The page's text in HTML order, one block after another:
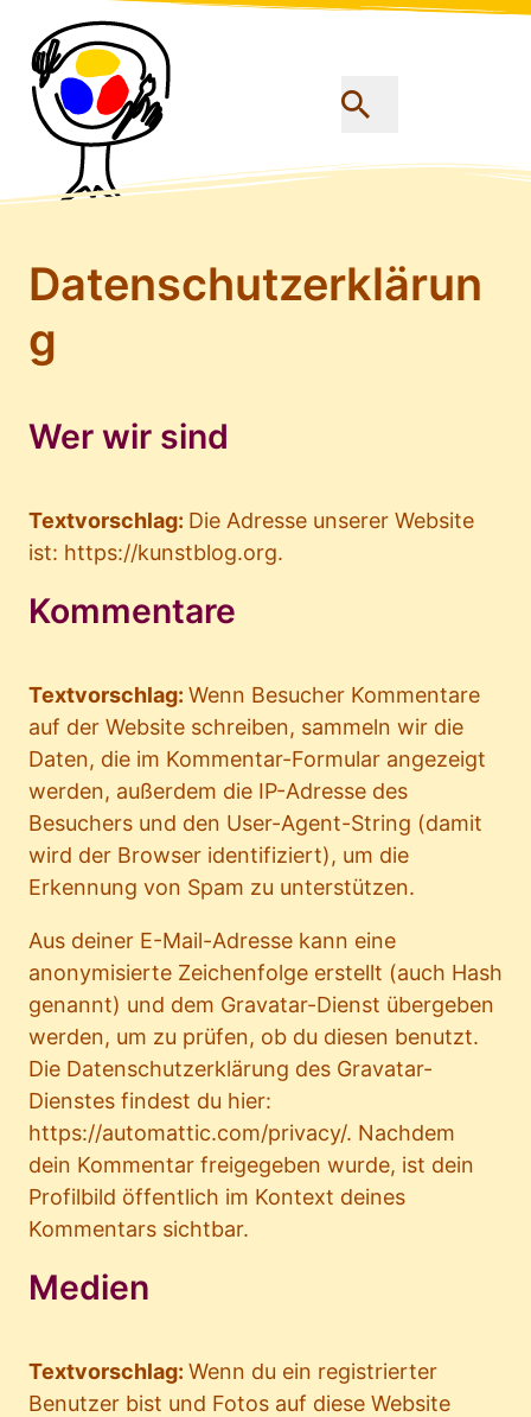
Datenschutzerklärun
g
Wer wir sind
Textvorschlag: Die Adresse unserer Website
ist: https://kunstblog.org.
Kommentare
Textvorschlag: Wenn Besucher Kommentare
auf der Website schreiben, sammeln wir die
Daten, die im Kommentar-Formular angezeigt
werden, außerdem die IP-Adresse des
Besuchers und den User-Agent-String (damit
wird der Browser identifiziert), um die
Erkennung von Spam zu unterstützen.
Aus deiner E-Mail-Adresse kann eine
anonymisierte Zeichenfolge erstellt (auch Hash
genannt) und dem Gravatar-Dienst übergeben
werden, um zu prüfen, ob du diesen benutzt.
Die Datenschutzerklärung des Gravatar-
Dienstes findest du hier:
https://automattic.com/privacy/. Nachdem
dein Kommentar freigegeben wurde, ist dein
Profilbild öffentlich im Kontext deines
Kommentars sichtbar.
Medien
Textvorschlag: Wenn du ein registrierter
Benutzer bist und Fotos auf diese Website